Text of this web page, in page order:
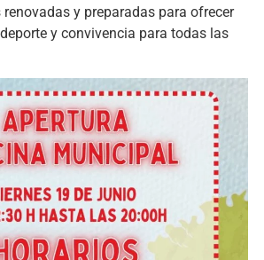
y preparadas para ofrecer
y convivencia para todas las